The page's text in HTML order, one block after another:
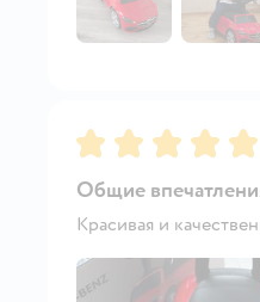
Рейтинг:5
Общие
Красивая и